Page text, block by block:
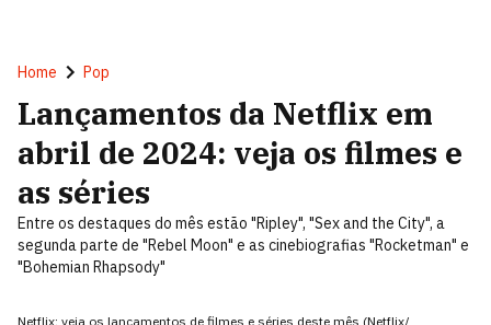
Home Pop
Lançamentos da Netflix em
abril de 2024: veja os filmes e
as séries
Entre os destaques do mês estão "Ripley", "Sex and the City", a
segunda parte de "Rebel Moon" e as cinebiografias "Rocketman" e
"Bohemian Rhapsody"
Netflix: veja os lançamentos de filmes e séries deste mês (Netflix/